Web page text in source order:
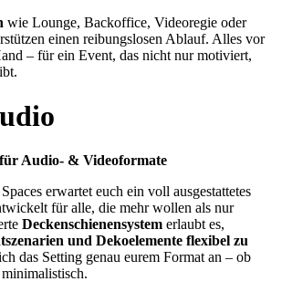
wie Lounge, Backoffice, Videoregie oder
einen reibungslosen Ablauf. Alles vor
– für ein Event, das nicht nur motiviert,
Audio- & Videoformate
erwartet euch ein voll ausgestattetes
für alle, die mehr wollen als nur
Deckenschienensystem erlaubt es,
und Dekoelemente flexibel zu
das Setting genau eurem Format an – ob